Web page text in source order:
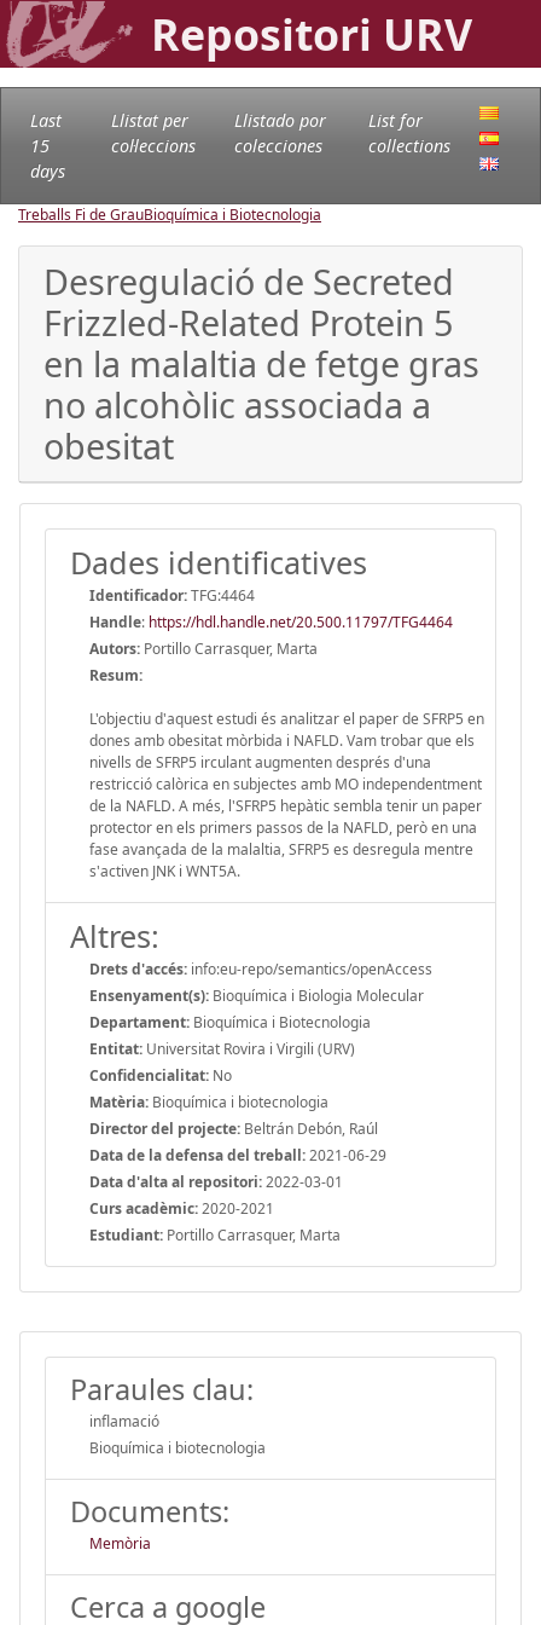
Repositori URV
Last
15
days
Llistat per
col·leccions
Llistado por
colecciones
List for
collections
Treballs Fi de GrauBioquímica i Biotecnologia
Desregulació de Secreted
Frizzled-Related Protein 5
en la malaltia de fetge gras
no alcohòlic associada a
obesitat
Dades identificatives
Identificador:TFG:4464
Handle: https://hdl.handle.net/20.500.11797/TFG4464
Autors: Portillo Carrasquer, Marta
Resum:
L'objectiu d'aquest estudi és analitzar el paper de SFRP5 en
dones amb obesitat mòrbida i NAFLD. Vam trobar que els
nivells de SFRP5 irculant augmenten després d'una
restricció calòrica en subjectes amb MO independentment
de la NAFLD. A més, l'SFRP5 hepàtic sembla tenir un paper
protector en els primers passos de la NAFLD, però en una
fase avançada de la malaltia, SFRP5 es desregula mentre
s'activen JNK i WNT5A.
Altres:
Drets d'accés: info:eu-repo/semantics/openAccess
Ensenyament(s): Bioquímica i Biologia Molecular
Departament: Bioquímica i Biotecnologia
Entitat: Universitat Rovira i Virgili (URV)
Confidencialitat: No
Matèria: Bioquímica i biotecnologia
Director del projecte: Beltrán Debón, Raúl
Data de la defensa del treball:2021-06-29
Data d'alta al repositori:2022-03-01
Curs acadèmic:2020-2021
Estudiant: Portillo Carrasquer, Marta
Paraules clau:
inflamació
Bioquímica i biotecnologia
Documents:
Memòria
Cerca a google